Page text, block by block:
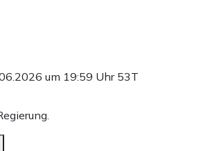
um 19:59 Uhr 53T